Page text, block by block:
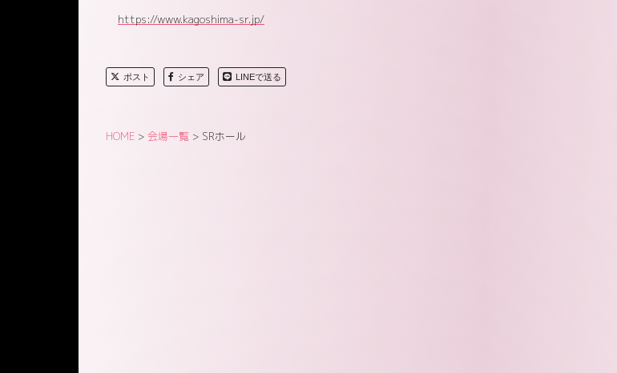
https://www.kagoshima-sr.jp/
ポスト シェア LINEで送る
HOME> 会場一覧> SRホール